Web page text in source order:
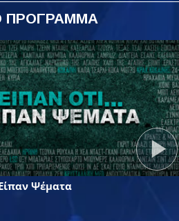
ΠΡΟΓΡΑΜΜΑ
Ψέματα